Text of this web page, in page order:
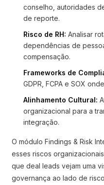
conselho, autoridades
de reporte.
Risco de RH: Analisar
dependências de
compensação.
Frameworks de
GDPR, FCPA e SOX
Alinhamento Cultural:
organizacional para a
integração.
O módulo Findings & Risk
esses riscos
que deal leads vejam uma
governança ao lado de